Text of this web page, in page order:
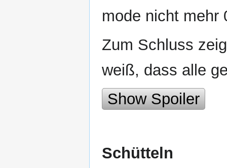
mode nicht mehr
Zum Schluss
weiß, dass alle
Show Spoiler
Schütteln